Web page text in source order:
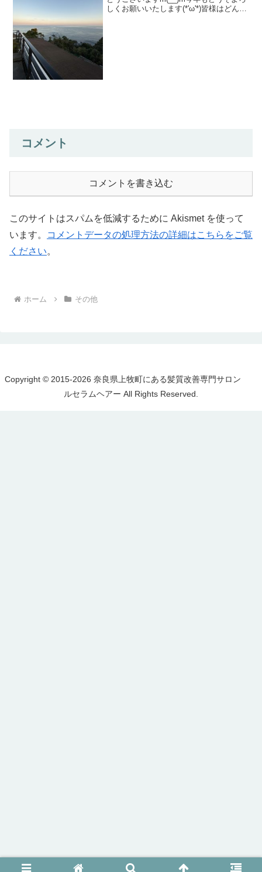
しくお願いいたします(*'ω'*)皆様はどんな
コメント
コメントを書き込む
このサイトはスパムを低減するために Akismet を使って
います。
コメントデータの処理方法の詳細はこちらをご覧
ください。
ホーム その他
Copyright © 2015-2026 奈良県上牧町にある髪質改善専門サロン
ルセラムヘアー All Rights Reserved.